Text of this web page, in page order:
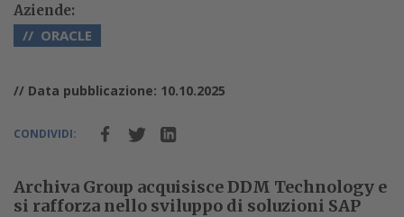
Aziende:
ORACLE
// Data pubblicazione: 10.10.2025
CONDIVIDI:
Archiva Group acquisisce DDM Technology e
si rafforza nello sviluppo di soluzioni SAP